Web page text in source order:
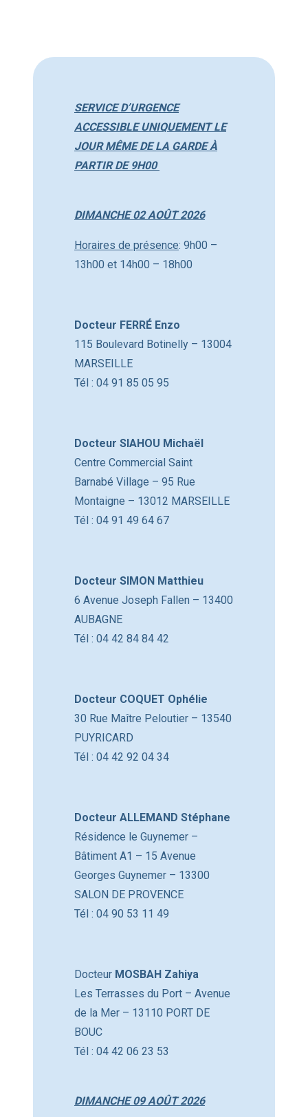
SERVICE D’URGENCE
ACCESSIBLE UNIQUEMENT LE
JOUR MÊME DE LA GARDE À
PARTIR DE 9H00
DIMANCHE 02 AOÛT 2026
Horaires de présence: 9h00 –
13h00 et 14h00 – 18h00
Docteur FERRÉ Enzo
115 Boulevard Botinelly – 13004
MARSEILLE
Tél : 04 91 85 05 95
Docteur SIAHOU Michaël
Centre Commercial Saint
Barnabé Village – 95 Rue
Montaigne – 13012 MARSEILLE
Tél : 04 91 49 64 67
Docteur SIMON Matthieu
6 Avenue Joseph Fallen – 13400
AUBAGNE
Tél : 04 42 84 84 42
Docteur COQUET Ophélie
30 Rue Maître Peloutier – 13540
PUYRICARD
Tél : 04 42 92 04 34
Docteur ALLEMAND Stéphane
Résidence le Guynemer –
Bâtiment A1 – 15 Avenue
Georges Guynemer – 13300
SALON DE PROVENCE
Tél : 04 90 53 11 49
Docteur MOSBAH Zahiya
Les Terrasses du Port – Avenue
de la Mer – 13110 PORT DE
BOUC
Tél : 04 42 06 23 53
DIMANCHE 09 AOÛT 2026